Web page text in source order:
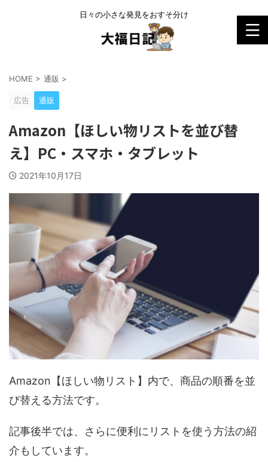
日々の小さな発見をおすそ分け
HOME > 通販 >
広告 通販
Amazon【ほしい物リストを並び替
え】PC・スマホ・タブレット
2021年10月17日
Amazon【ほしい物リスト】内で、商品の順番を並
び替える方法です。
記事後半では、さらに便利にリストを使う方法の紹
介もしています。